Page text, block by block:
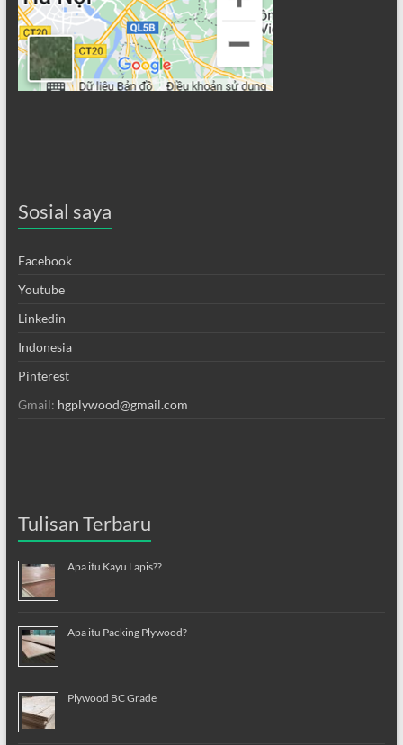
Sosial saya
Facebook
Youtube
Linkedin
Indonesia
Pinterest
Gmail: hgplywood@gmail.com
Tulisan Terbaru
Apa itu Kayu Lapis??
Apa itu Packing Plywood?
Plywood BC Grade